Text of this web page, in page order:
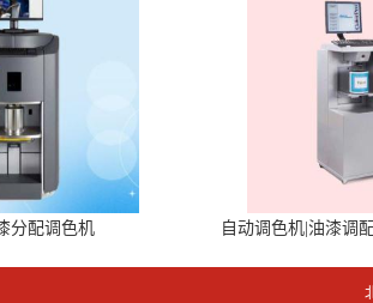
分配调色机 自动调色机|油漆调